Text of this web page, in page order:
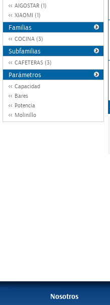
AIGOSTAR (1)
XIAOMI (1)
Familias
COCINA (3)
Subfamilias
CAFETERAS (3)
Parámetros
Capacidad
Bares
Potencia
Molinillo
Nosotros